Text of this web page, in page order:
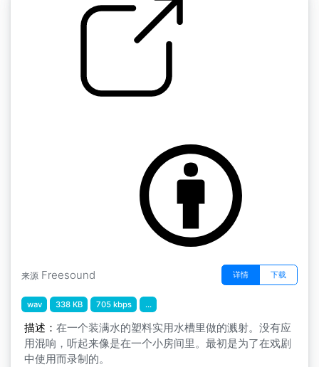
来源 Freesound 详情 下载
wav 338 KB 705 kbps ...
描述： 在一个装满水的塑料实用水槽里做的溅射。没有应
用混响，听起来像是在一个小房间里。最初是为了在戏剧
中使用而录制的。